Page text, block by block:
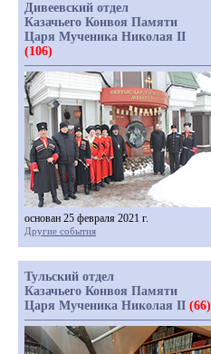
Дивеевский отдел
Казачьего Конвоя Памяти
Царя Мученика Николая II
(106)
основан 25 февраля 2021 г.
Другие события
Тульский отдел
Казачьего Конвоя Памяти
Царя Мученика Николая II (66)